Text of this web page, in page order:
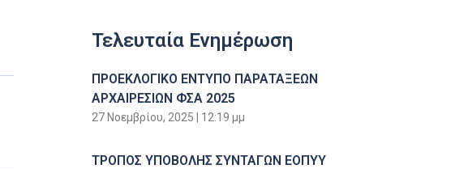
Τελευταία Ενημέρωση
ΠΡΟΕΚΛΟΓΙΚΟ ΕΝΤΥΠΟ ΠΑΡΑΤΑΞΕΩΝ
ΑΡΧΑΙΡΕΣΙΩΝ ΦΣΑ 2025
27 Νοεμβρίου, 2025 12:19 μμ
ΤΡΟΠΟΣ ΥΠΟΒΟΛΗΣ ΣΥΝΤΑΓΩΝ ΕΟΠΥΥ